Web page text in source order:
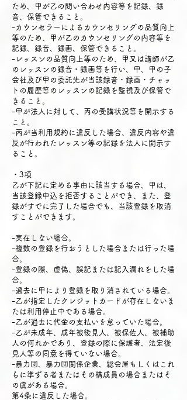
ため、甲が乙の問い合わせ内容等を記録、録
音、保管できること。
-カウンセラーによるカウンセリングの品質向上
等のため、甲が乙のカウンセリングの内容等を
記録、録音、録画、保管できること。
-レッスンの品質向上等のため、甲又は講師が乙
のレッスンの録音・録画等を行い、甲、甲の子
会社及び甲の委託先が当該録音・録画・チャッ
トの履歴等のレッスンの記録を監視及び保管で
きること。
-甲が法人に対して、丙の受講状況等を開示する
こと。
-丙が当利用規約に違反した場合、違反内容や違
反が行われたレッスン等の記録を法人に開示す
ること。
・3項
乙が下記に定める事由に該当する場合、甲は、
当該登録申込を拒否することができ、また、登
録がすでに完了した場合でも、当該登録を取消
すことができます。
-実在しない場合。
-複数の登録を行おうとした場合または行った場
合。
-登録の際、虚偽、誤記または記入漏れをした場
合。
-過去に甲により登録を取り消されている場合。
-乙が指定したクレジットカードが存在しないま
たは利用停止中である場合。
-乙が過去に代金の支払いを怠っていた場合。
-乙が未成年、成年被後見人、被保佐人、被補助
人の何れかであり、登録の際に保護者、法定後
見人等の同意を得ていない場合。
-暴力団、暴力団関係企業、総会屋もしくはこれ
らに準ずる者またはその構成員の場合またはそ
の虞がある場合。
第4条に違反した場合。